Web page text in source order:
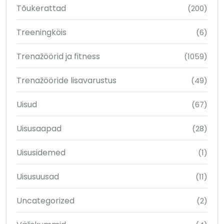
Tõukerattad (200)
Treeningköis (6)
Trenažöörid ja fitness (1059)
Trenažööride lisavarustus (49)
Uisud (67)
Uisusaapad (28)
Uisusidemed (1)
Uisusuusad (11)
Uncategorized (2)